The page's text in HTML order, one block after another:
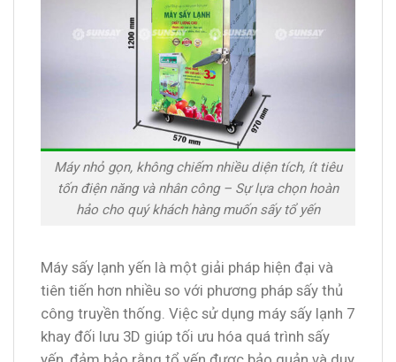
Máy nhỏ gọn, không chiếm nhiều diện tích, ít tiêu
tốn điện năng và nhân công – Sự lựa chọn hoàn
hảo cho quý khách hàng muốn sấy tổ yến
Máy sấy lạnh yến là một giải pháp hiện đại và
tiên tiến hơn nhiều so với phương pháp sấy thủ
công truyền thống. Việc sử dụng máy sấy lạnh 7
khay đối lưu 3D giúp tối ưu hóa quá trình sấy